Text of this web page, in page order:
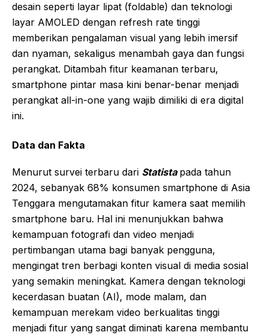
desain seperti layar lipat (foldable) dan teknologi
layar AMOLED dengan refresh rate tinggi
memberikan pengalaman visual yang lebih imersif
dan nyaman, sekaligus menambah gaya dan fungsi
perangkat. Ditambah fitur keamanan terbaru,
smartphone pintar masa kini benar-benar menjadi
perangkat all-in-one yang wajib dimiliki di era digital
ini.
Data dan Fakta
Menurut survei terbaru dari Statista pada tahun
2024, sebanyak 68% konsumen smartphone di Asia
Tenggara mengutamakan fitur kamera saat memilih
smartphone baru. Hal ini menunjukkan bahwa
kemampuan fotografi dan video menjadi
pertimbangan utama bagi banyak pengguna,
mengingat tren berbagi konten visual di media sosial
yang semakin meningkat. Kamera dengan teknologi
kecerdasan buatan (AI), mode malam, dan
kemampuan merekam video berkualitas tinggi
menjadi fitur yang sangat diminati karena membantu